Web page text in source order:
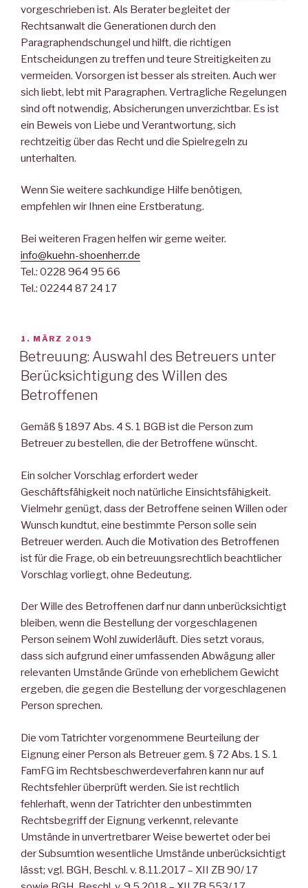
vorgeschrieben ist. Als Berater begleitet der
Rechtsanwalt die Generationen durch den
Paragraphendschungel und hilft, die richtigen
Entscheidungen zu treffen und teure Streitigkeiten zu
vermeiden. Vorsorgen ist besser als streiten. Auch wer
sich liebt, lebt mit Paragraphen. Vertragliche Regelungen
sind oft notwendig, Absicherungen unverzichtbar. Es ist
ein Beweis von Liebe und Verantwortung, sich
rechtzeitig über das Recht und die Spielregeln zu
unterhalten.
Wenn Sie weitere sachkundige Hilfe benötigen,
empfehlen wir Ihnen eine Erstberatung.
Bei weiteren Fragen helfen wir gerne weiter.
info@kuehn-shoenherr.de
Tel.: 0228 964 95 66
Tel.: 02244 87 24 17
VERÖFFENTLICHT
AM
1. MÄRZ 2019
Betreuung: Auswahl des Betreuers unter
Berücksichtigung des Willen des
Betroffenen
Gemäß § 1897 Abs. 4 S. 1 BGB ist die Person zum
Betreuer zu bestellen, die der Betroffene wünscht.
Ein solcher Vorschlag erfordert weder
Geschäftsfähigkeit noch natürliche Einsichtsfähigkeit.
Vielmehr genügt, dass der Betroffene seinen Willen oder
Wunsch kundtut, eine bestimmte Person solle sein
Betreuer werden. Auch die Motivation des Betroffenen
ist für die Frage, ob ein betreuungsrechtlich beachtlicher
Vorschlag vorliegt, ohne Bedeutung.
Der Wille des Betroffenen darf nur dann unberücksichtigt
bleiben, wenn die Bestellung der vorgeschlagenen
Person seinem Wohl zuwiderläuft. Dies setzt voraus,
dass sich aufgrund einer umfassenden Abwägung aller
relevanten Umstände Gründe von erheblichem Gewicht
ergeben, die gegen die Bestellung der vorgeschlagenen
Person sprechen.
Die vom Tatrichter vorgenommene Beurteilung der
Eignung einer Person als Betreuer gem. § 72 Abs. 1 S. 1
FamFG im Rechtsbeschwerdeverfahren kann nur auf
Rechtsfehler überprüft werden. Sie ist rechtlich
fehlerhaft, wenn der Tatrichter den unbestimmten
Rechtsbegriff der Eignung verkennt, relevante
Umstände in unvertretbarer Weise bewertet oder bei
der Subsumtion wesentliche Umstände unberücksichtigt
lässt; vgl. BGH, Beschl. v. 8.11.2017 – XII ZB 90/ 17